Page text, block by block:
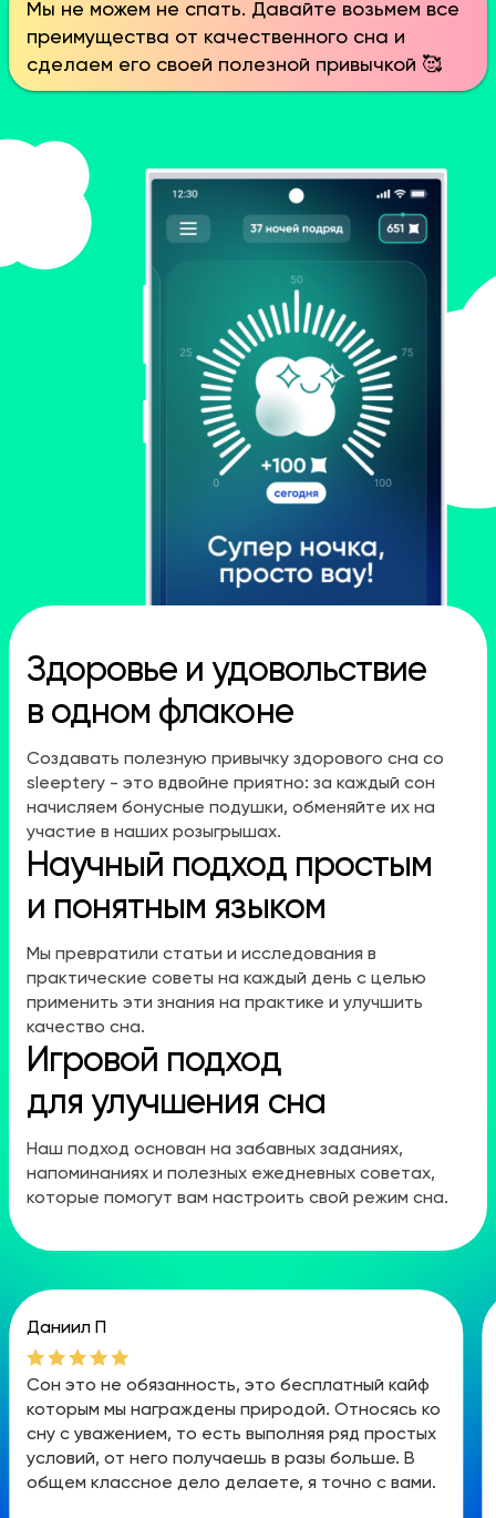
Мы не можем не спать. Давайте возьмем все
преимущества от качественного сна и
сделаем его своей полезной привычкой 🥰
Здоровье и удовольствие
в одном флаконе
Создавать полезную привычку здорового сна со
sleeptery - это вдвойне приятно: за каждый сон
начисляем бонусные подушки, обменяйте их на
участие в наших розыгрышах.
Научный подход простым
и понятным языком
Мы превратили статьи и исследования в
практические советы на каждый день с целью
применить эти знания на практике и улучшить
качество сна.
Игровой подход
для улучшения сна
Наш подход основан на забавных заданиях,
напоминаниях и полезных ежедневных советах,
которые помогут вам настроить свой режим сна.
Даниил П
Сон это не обязанность, это бесплатный кайф
которым мы награждены природой. Относясь ко
сну с уважением, то есть выполняя ряд простых
условий, от него получаешь в разы больше. В
общем классное дело делаете, я точно с вами.